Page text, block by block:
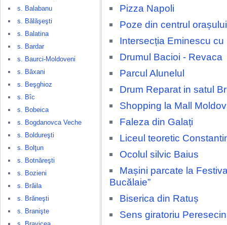
s. Balabanu
s. Bălăşeşti
s. Balatina
s. Bardar
s. Baurci-Moldoveni
s. Băxani
s. Beşghioz
s. Bîc
s. Bobeica
s. Bogdanovca Veche
s. Boldureşti
s. Bolţun
s. Botnăreşti
s. Bozieni
s. Brăila
s. Brăneşti
s. Branişte
Pizza Napoli
Poze din centrul
Intersecția Eminescu cu
Drumul Bacioi - Revaca
Parcul Alunelul
Drum Reparat in satul
Shopping la Mall
Faleza din Galați
Liceul teoretic
Ocolul silvic Baius
Mașini parcate la
Bucălaie”
Biserica din Ratuș
Sens giratoriu